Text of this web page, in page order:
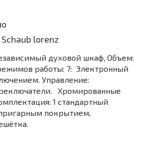
Schaub lorenz
духовой шкаф, Объем:
работы: 7: Электронный
Управление:
Хромированные
1 стандартный
покрытием,